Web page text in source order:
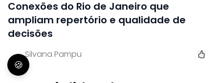
Conexões do Rio de Janeiro que
ampliam repertório e qualidade de
decisões
Silvana Pampu
🍪